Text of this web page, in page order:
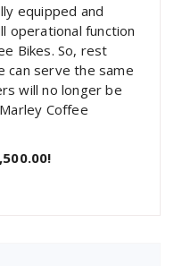
equipped and
operational function
Bikes. So, rest
can serve the same
will no longer be
Coffee